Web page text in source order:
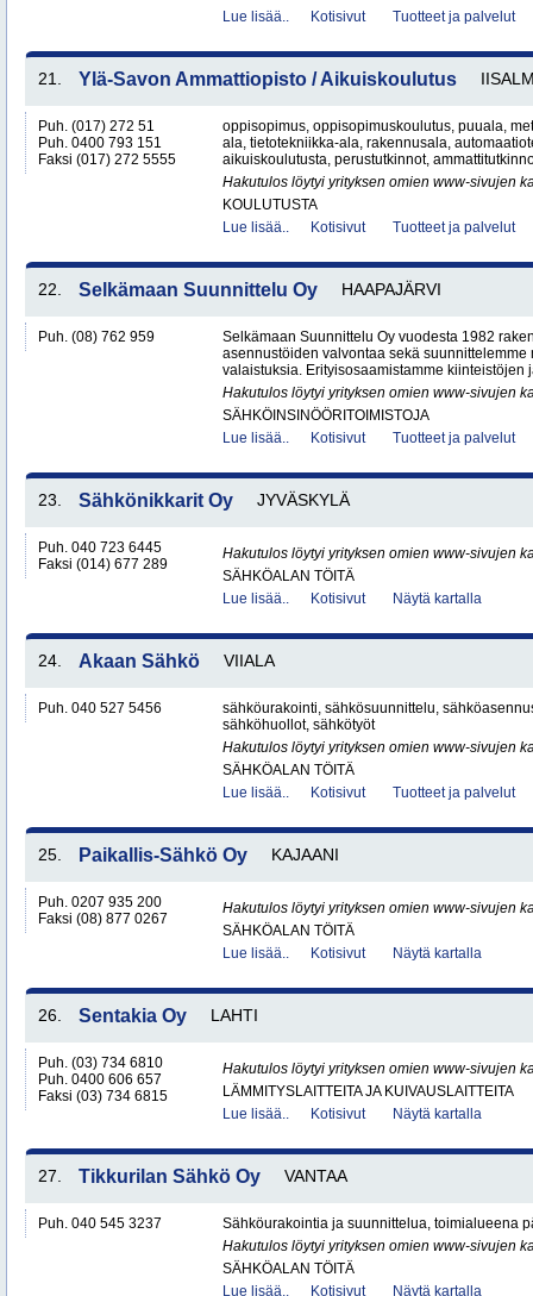
Lue lisää..
Kotisivut Tuotteet ja palvelut
21. Ylä-Savon Ammattiopisto / Aikuiskoulutus
Puh. (017) 272 51
Puh. 0400 793 151
Faksi (017) 272 5555
oppisopimus, oppisopimuskoulutus, puuala,
ala, tietotekniikka-ala, rakennusala,
aikuiskoulutusta, perustutkinnot,
Hakutulos löytyi yrityksen omien www-sivujen
KOULUTUSTA
Lue lisää..
Kotisivut Tuotteet ja palvelut
22. Selkämaan Suunnittelu Oy HAAPAJÄRVI
Puh. (08) 762 959
Selkämaan Suunnittelu Oy vuodesta 1982
asennustöiden valvontaa sekä suunnittelemme
valaistuksia. Erityisosaamistamme kiinteistöjen
Hakutulos löytyi yrityksen omien www-sivujen
SÄHKÖINSINÖÖRITOIMISTOJA
Lue lisää..
Kotisivut Tuotteet ja palvelut
23. Sähkönikkarit Oy JYVÄSKYLÄ
Puh. 040 723 6445
Faksi (014) 677 289
Hakutulos löytyi yrityksen omien www-sivujen
SÄHKÖALAN TÖITÄ
Lue lisää..
Kotisivut Näytä kartalla
24. Akaan Sähkö VIIALA
Puh. 040 527 5456
sähköurakointi, sähkösuunnittelu,
sähköhuollot, sähkötyöt
Hakutulos löytyi yrityksen omien www-sivujen
SÄHKÖALAN TÖITÄ
Lue lisää..
Kotisivut Tuotteet ja palvelut
25. Paikallis-Sähkö Oy KAJAANI
Puh. 0207 935 200
Faksi (08) 877 0267
Hakutulos löytyi yrityksen omien www-sivujen
SÄHKÖALAN TÖITÄ
Lue lisää..
Kotisivut Näytä kartalla
26. Sentakia Oy LAHTI
Puh. (03) 734 6810
Puh. 0400 606 657
Faksi (03) 734 6815
Hakutulos löytyi yrityksen omien www-sivujen
LÄMMITYSLAITTEITA JA KUIVAUSLAITTEITA
Lue lisää..
Kotisivut Näytä kartalla
27. Tikkurilan Sähkö Oy VANTAA
Puh. 040 545 3237
Sähköurakointia ja suunnittelua, toimialueena
Hakutulos löytyi yrityksen omien www-sivujen
SÄHKÖALAN TÖITÄ
Lue lisää..
Kotisivut Näytä kartalla